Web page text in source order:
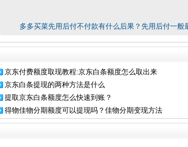
多多买菜先用后付不付款有什么后果？先用后付一般
京东付费额度取现教程:京东白条额度怎么取出来
京东白条提现的两种方法是什么
提取京东白条额度怎么快速到账？
得物佳物分期额度可以提现吗？佳物分期变现方法